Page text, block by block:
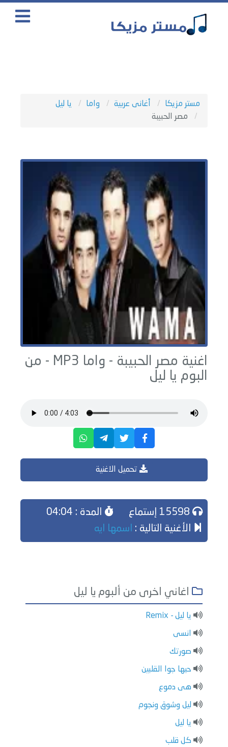
مستر مزيكا أغانى عربية واما
يا ليل
مصر الحبيبة
اغنية مصر الحبيبة - واما
MP3 - من
البوم يا ليل
تحميل الاغنية
المدة : 04:04
الأغنية التالية : اسمها ايه
اغاني اخرى من ألبوم يا ليل
يا ليل - Remix
انسى
صورتك
حبها جوا القلبين
هى دموع
ليل وشوق ونجوم
يا ليل
كل قلب